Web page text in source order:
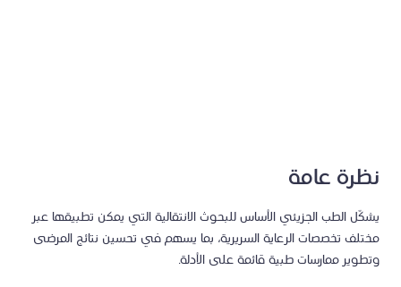
نظرة عامة
يشكّل الطب الجزيئي الأساس للبحوث الانتقالية التي يمكن تطبيقها عبر
مختلف تخصصات الرعاية السريرية، بما يسهم في تحسين نتائج المرضى
وتطوير ممارسات طبية قائمة على الأدلة.